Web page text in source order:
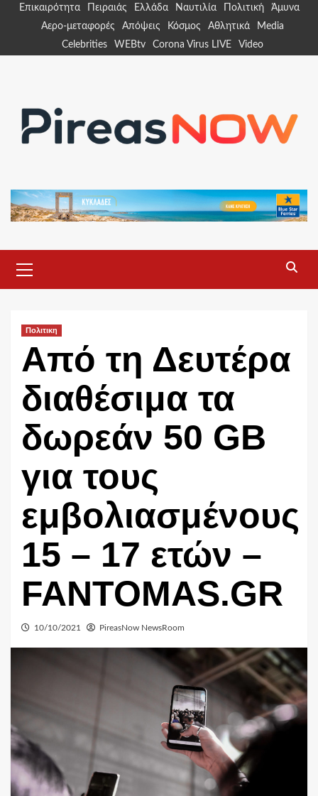
Επικαιρότητα Πειραιάς Ελλάδα Ναυτιλία Πολιτική
Άμυνα
Αερο-μεταφορές
Απόψεις Κόσμος Αθλητικά
Media
Celebrities
WEBtv Corona Virus LIVE Video
Menu
Πολιτικη
Από τη Δευτέρα
διαθέσιμα τα
δωρεάν 50 GB
για τους
εμβολιασμένους
15 – 17 ετών –
FANTOMAS.GR
10/10/2021 PireasNow NewsRoom